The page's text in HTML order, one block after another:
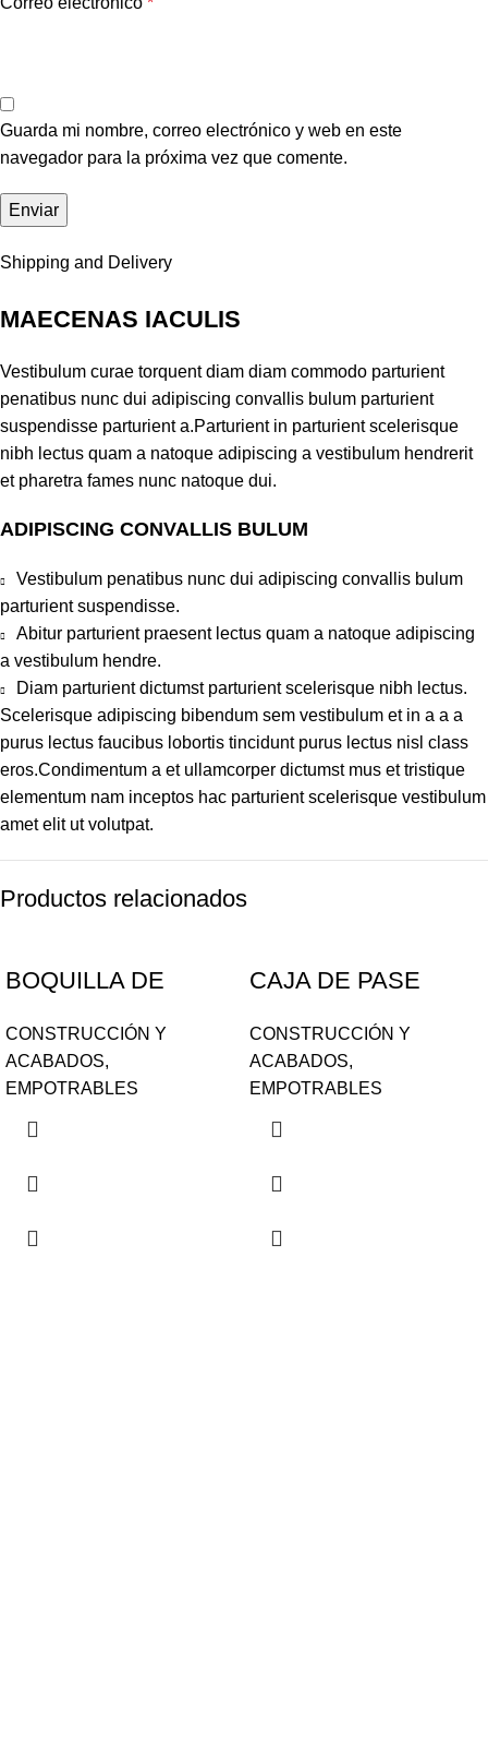
Guarda mi nombre, correo electrónico y web en este
navegador para la próxima vez que comente.
Shipping and Delivery
MAECENAS IACULIS
Vestibulum curae torquent diam diam commodo parturient
penatibus nunc dui adipiscing convallis bulum parturient
suspendisse parturient a.Parturient in parturient scelerisque
nibh lectus quam a natoque adipiscing a vestibulum hendrerit
et pharetra fames nunc natoque dui.
ADIPISCING CONVALLIS BULUM
Vestibulum penatibus nunc dui adipiscing convallis bulum
parturient suspendisse.
Abitur parturient praesent lectus quam a natoque adipiscing
a vestibulum hendre.
Diam parturient dictumst parturient scelerisque nibh lectus.
Scelerisque adipiscing bibendum sem vestibulum et in a a a
purus lectus faucibus lobortis tincidunt purus lectus nisl class
eros.Condimentum a et ullamcorper dictumst mus et tristique
elementum nam inceptos hac parturient scelerisque vestibulum
amet elit ut volutpat.
Productos relacionados
BOQUILLA DE
HAYWARD SP1419D
CONSTRUCCIÓN Y
ACABADOS,
EMPOTRABLES
CAJA DE PASE
x 12.5 cm CC001-
ML020
CONSTRUCCIÓN Y
ACABADOS,
EMPOTRABLES